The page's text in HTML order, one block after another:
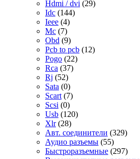
Hdmi / dvi (29)
Idc (144)
Ieee (4)
Mc (7)
Obd (9)
Pcb to pcb (12)
Pogo (22)
Rca (37)
Rj (52)
Sata (0)
Scart (7)
Scsi (0)
Usb (120)
Xlr(28)
Авт. соединители (329)
Аудио разъемы (55)
Быстроразъемные (297)